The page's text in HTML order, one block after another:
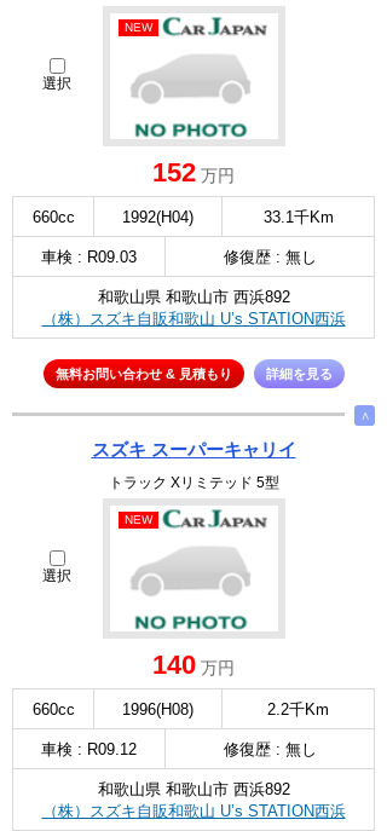
選択
NEW
152 万円
660cc 1992(H04) 33.1千Km
車検 : R09.03 修復歴 : 無し
和歌山県 和歌山市 西浜892
（株）スズキ自販和歌山 U’s STATION西浜
無料お問い合わせ & 見積もり 詳細を見る
∧
スズキ スーパーキャリイ
トラック Xリミテッド 5型
選択
NEW
140 万円
660cc 1996(H08) 2.2千Km
車検 : R09.12 修復歴 : 無し
和歌山県 和歌山市 西浜892
（株）スズキ自販和歌山 U’s STATION西浜